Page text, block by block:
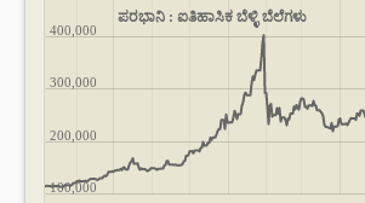
ಪರಭಾನಿ : ಐತಿಹಾಸಿಕ ಬೆಳ್ಳಿ ಬೆಲೆಗಳು
100,000
200,000
300,000
400,000